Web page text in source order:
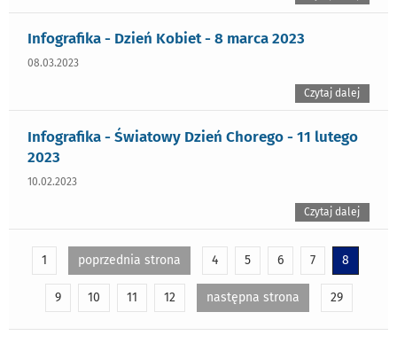
Infografika - Dzień Kobiet - 8 marca 2023
08.03.2023
Czytaj dalej
Infografika - Światowy Dzień Chorego - 11 lutego
2023
10.02.2023
Czytaj dalej
1 poprzednia strona 4 5 6 7 8
9 10 11 12 następna strona 29